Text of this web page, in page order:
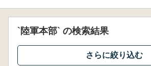
`陸軍本部` の検索結果